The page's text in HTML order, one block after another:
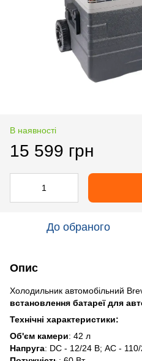
В наявності
15 599 грн
До обраного
Опис
Холодильник автомобільний
встановлення батареї для
Технічні характеристики:
Об'єм камери: 42 л
Напруга: DC - 12/24 В; AC -